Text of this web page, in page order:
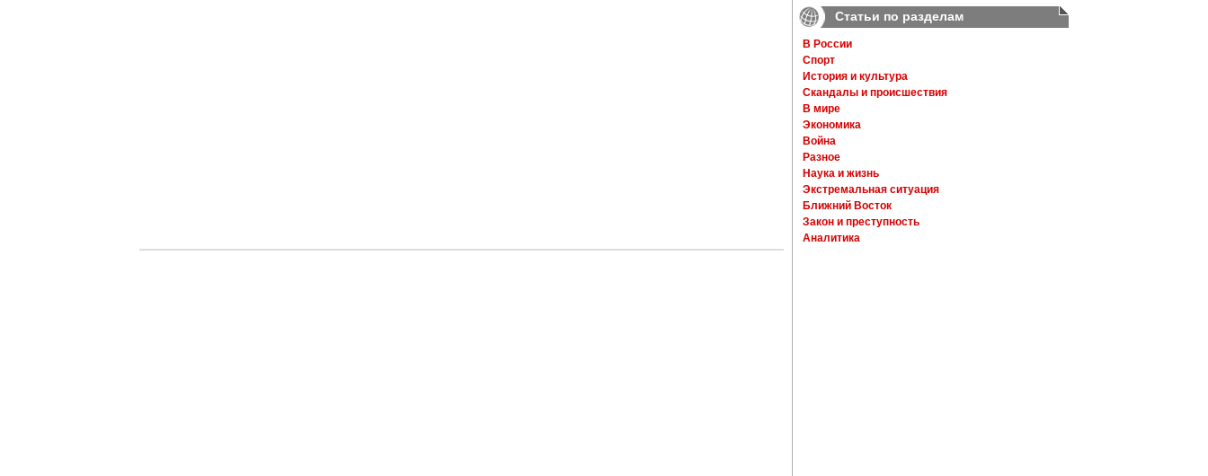
Статьи по разделам
В России
Спорт
История и культура
Скандалы и происшествия
В мире
Экономика
Война
Разное
Наука и жизнь
Экстремальная ситуация
Ближний Восток
Закон и преступность
Аналитика